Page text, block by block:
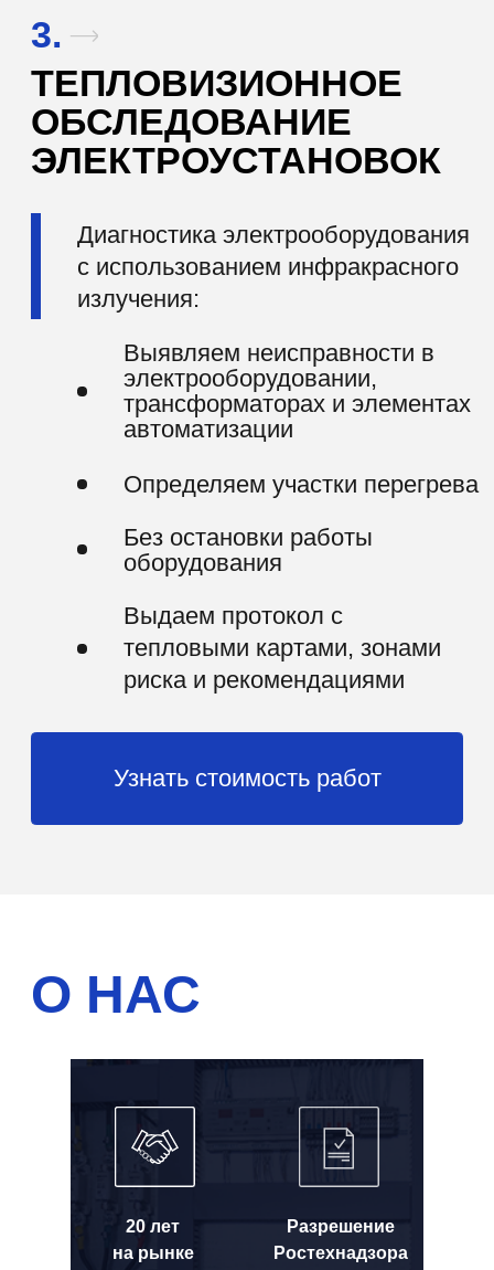
20 лет
на рынке
Разрешение
Ростехнадзора
+7
Я соглашаюсь на обработку моих
Политикой обработки персональных
Отправить заявку
ОСТАВИТЬ ЗАЯВКУ